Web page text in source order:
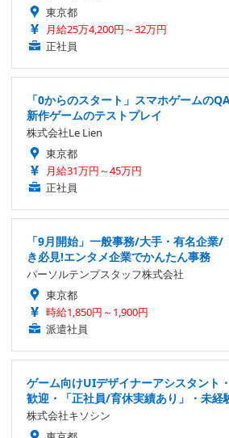
東京都
月給25万4,200円～32万円
正社員
「0からのスタート」スマホゲームの
新作ゲームのテストプレイ
株式会社Le Lien
東京都
月給31万円～45万円
正社員
「9月開始」一般事務/大手・有名企業
き必見!エンタメ企業でかんたん事務
パーソルテンプスタッフ株式会社
東京都
時給1,850円～1,900円
派遣社員
ゲーム向けUIデザイナーアシスタント
歓迎・「正社員/育休実績あり」・未経
株式会社キソシン